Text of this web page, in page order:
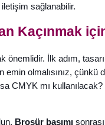
sağlanabilir.
Kaçınmak
İlk adım,
olmalısınız, çünkü
CMYK mı kullanılacak?
Broşür basımı